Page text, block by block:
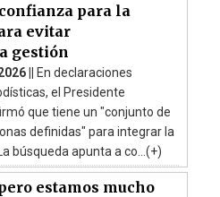
para la
evitar
gestión
||
En declaraciones
el Presidente
que tiene un "conjunto de
definidas" para integrar la
búsqueda apunta a co...(+)
estamos mucho